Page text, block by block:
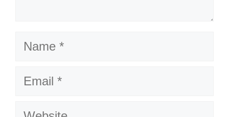
Name
Email
Website